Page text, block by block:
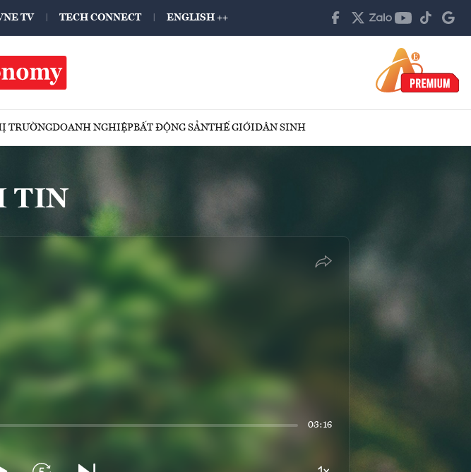
TV TECH CONNECT ENGLISH ++
TRƯỜNGDOANH NGHIỆPBẤT ĐỘNG SẢNTHẾ GIỚIDÂN SINH
TIN
03:16